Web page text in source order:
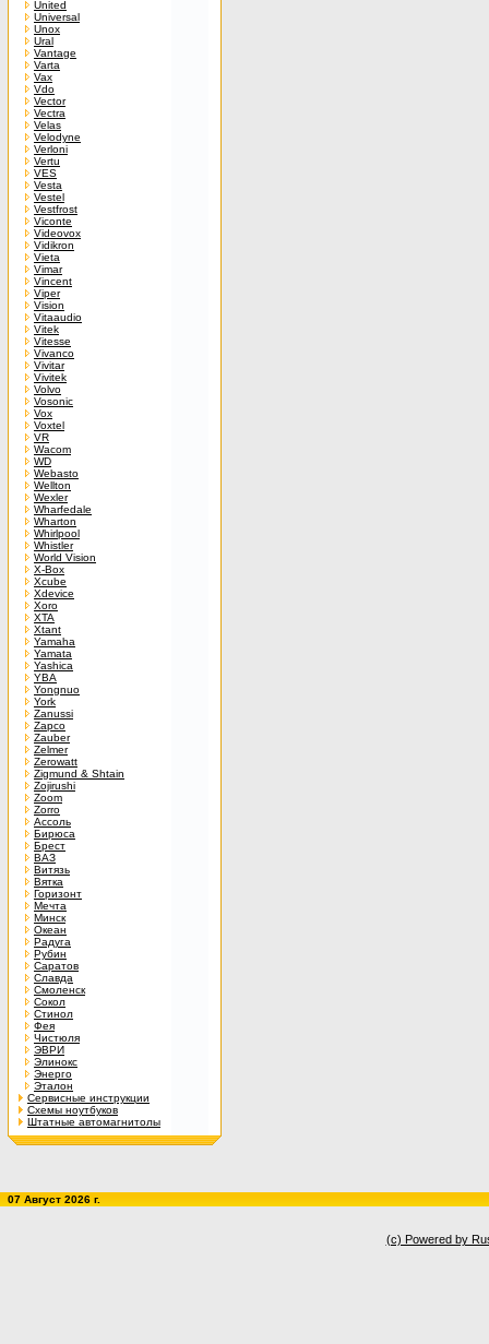
United
Universal
Unox
Ural
Vantage
Varta
Vax
Vdo
Vector
Vectra
Velas
Velodyne
Verloni
Vertu
VES
Vesta
Vestel
Vestfrost
Viconte
Videovox
Vidikron
Vieta
Vimar
Vincent
Viper
Vision
Vitaaudio
Vitek
Vitesse
Vivanco
Vivitar
Vivitek
Volvo
Vosonic
Vox
Voxtel
VR
Wacom
WD
Webasto
Wellton
Wexler
Wharfedale
Wharton
Whirlpool
Whistler
World Vision
X-Box
Xcube
Xdevice
Xoro
XTA
Xtant
Yamaha
Yamata
Yashica
YBA
Yongnuo
York
Zanussi
Zapco
Zauber
Zelmer
Zerowatt
Zigmund & Shtain
Zojirushi
Zoom
Zorro
Ассоль
Бирюса
Брест
ВАЗ
Витязь
Вятка
Горизонт
Мечта
Минск
Океан
Радуга
Рубин
Саратов
Славда
Смоленск
Сокол
Стинол
Фея
Чистюля
ЭВРИ
Элинокс
Энерго
Эталон
Сервисные инструкции
Схемы ноутбуков
Штатные автомагнитолы
07 Август 2026 г.
(c) Powered by